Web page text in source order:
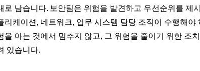
로 남습니다. 보안팀은 위험을 발견하고 우선순위를 제
리케이션, 네트워크, 업무 시스템 담당 조직이 수행해
을 아는 것에서 멈추지 않고, 그 위험을 줄이기 위한 조
있습니다.